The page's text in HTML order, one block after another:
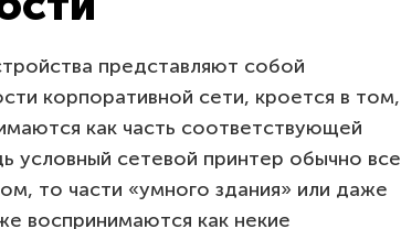
представляют собой
корпоративной сети, кроется в том,
как часть соответствующей
условный сетевой принтер обычно все
то части «умного здания» или даже
воспринимаются как некие